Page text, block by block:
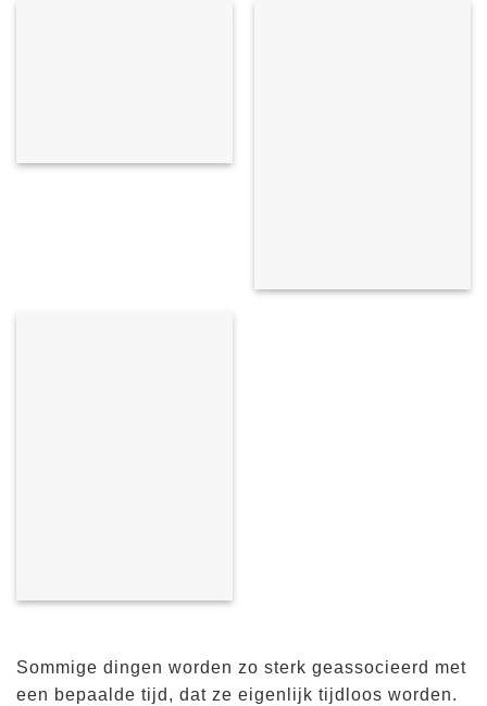
Sommige dingen worden zo sterk geassocieerd met
een bepaalde tijd, dat ze eigenlijk tijdloos worden.